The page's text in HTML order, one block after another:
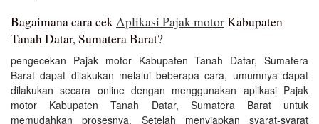
Bagaimana cara cekAplikasi Pajak motorKabupaten
Tanah Datar, Sumatera Barat?
pengecekan Pajak motor Kabupaten Tanah Datar, Sumatera
Barat dapat dilakukan melalui beberapa cara, umumnya dapat
dilakukan secara online dengan menggunakan aplikasi Pajak
motor Kabupaten Tanah Datar, Sumatera Barat untuk
memudahkan prosesnya. Setelah menyiapkan syarat-syarat